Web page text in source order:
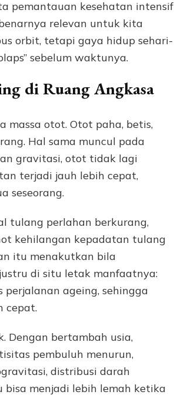
pemantauan kesehatan intensif
relevan untuk kita
orbit, tetapi gaya hidup sehari-
sebelum waktunya.
di Ruang Angkasa
massa otot. Otot paha, betis,
Hal sama muncul pada
gravitasi, otot tidak lagi
terjadi jauh lebih cepat,
seseorang.
tulang perlahan berkurang,
kehilangan kepadatan tulang
itu menakutkan bila
di situ letak manfaatnya:
ageing, sehingga
cepat.
Dengan bertambah usia,
pembuluh menurun,
distribusi darah
menjadi lebih lemah ketika